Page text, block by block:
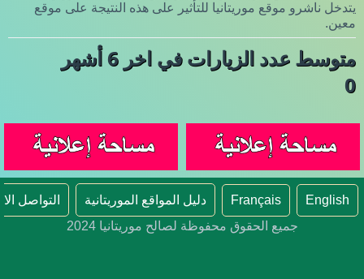
يتدخل ناشرو موقع موريتانيا للتأثير على هذه النتيجة على موقع
معين.
متوسط عدد الزيارات في اخر 6 أشهر
0
English
Français دليل المواقع الموريتانية
التواصل
جميع الحقوق محفوظة لصالح موريتانيا 2024